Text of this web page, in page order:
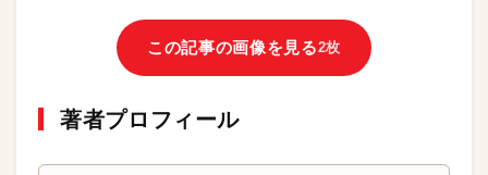
この記事の画像を見る2枚
著者プロフィール